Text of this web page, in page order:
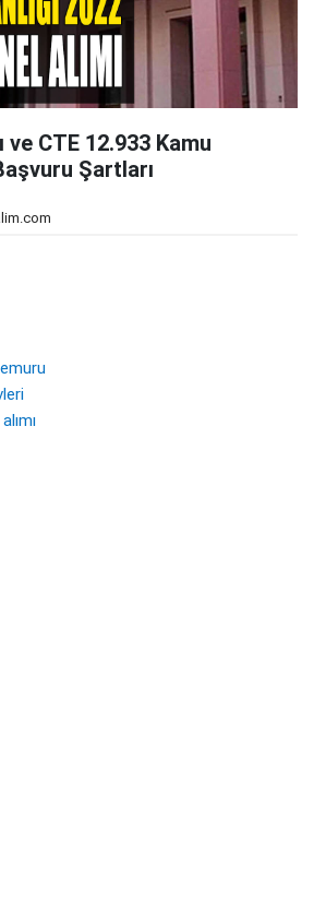
ve CTE 12.933 Kamu
Şartları